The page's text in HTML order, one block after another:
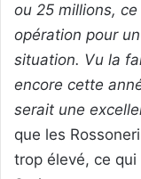
ou 25 millions,
opération pour
situation. Vu la
encore cette
serait une
que les
trop élevé, ce